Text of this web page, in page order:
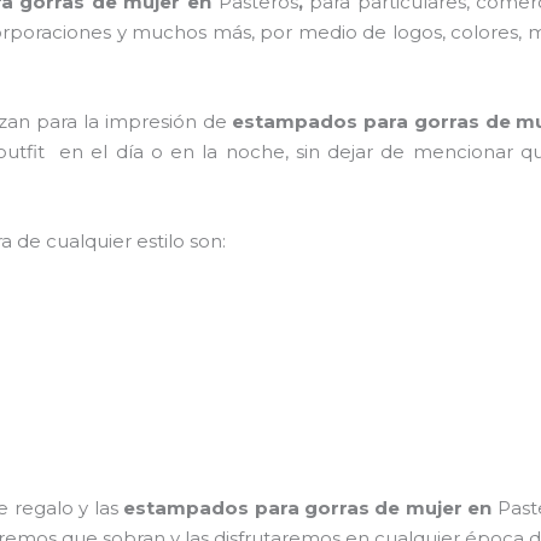
y muchos más, por medio de logos, colores,
para la impresión de estampados para gorras de
en el día o en la noche, sin dejar de mencionar
de cualquier estilo son:
regalo y las estampados para gorras de mujer en